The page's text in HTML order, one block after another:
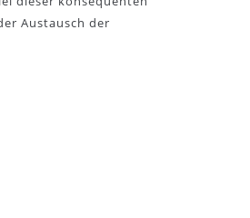
Austausch der